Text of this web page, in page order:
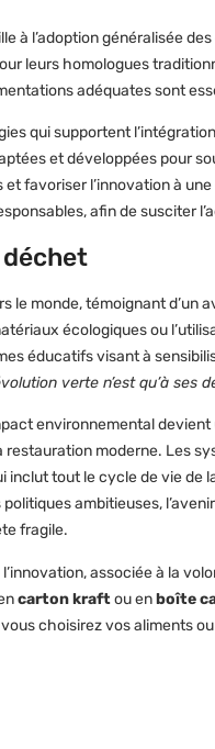
à l’adoption généralisée des
leurs homologues
adéquates sont
qui supportent
et développées pour
favoriser l’innovation à
afin de susciter
le monde, témoignant d’un
écologiques ou
éducatifs visant à
verte n’est qu’à ses
environnemental
moderne. Les
tout le cycle de vie de
ambitieuses,
fragile.
associée à la
carton kraftou enboîte
choisirez vos aliments